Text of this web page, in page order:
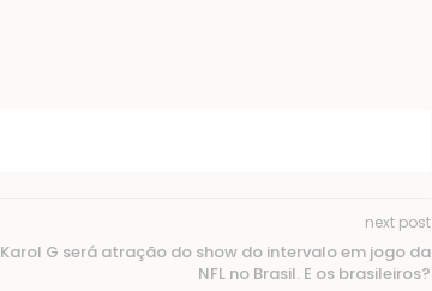
next post
Karol G será atração do show do intervalo em jogo da
NFL no Brasil. E os brasileiros?